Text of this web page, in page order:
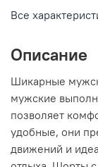
Все
Описание
Шикарные
мужские
позволяет
удобные, они
движений и